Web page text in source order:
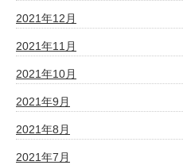
2021年12月
2021年11月
2021年10月
2021年9月
2021年8月
2021年7月